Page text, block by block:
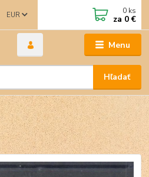
Menu
EUR
Hľadať
0 ks
za 0 €